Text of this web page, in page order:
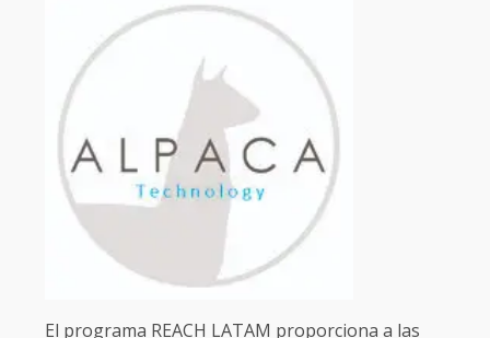
El programa REACH LATAM proporciona a las